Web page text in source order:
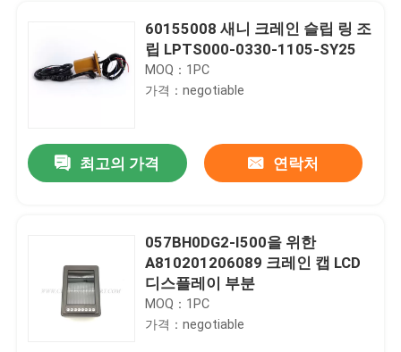
60155008 새니 크레인 슬립 링 조
립 LPTS000-0330-1105-SY25
MOQ：1PC
가격：negotiable
최고의 가격 연락처
057BH0DG2-I500을 위한
A810201206089 크레인 캡 LCD
디스플레이 부분
MOQ：1PC
가격：negotiable